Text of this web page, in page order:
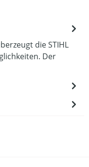
die STIHL
Der